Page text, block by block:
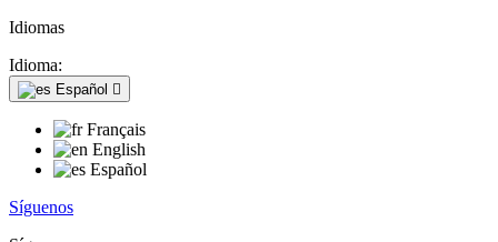
Idiomas
Idioma:
Español 
Français
English
Español
Síguenos